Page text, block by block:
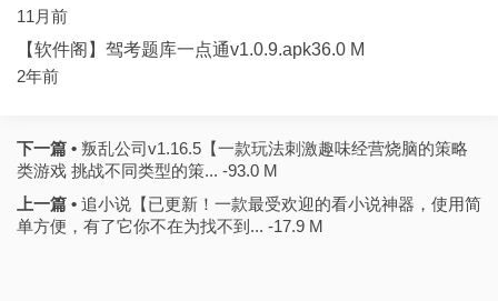
11月前
【软件阁】驾考题库一点通v1.0.9.apk36.0 M
2年前
下一篇 • 叛乱公司v1.16.5【一款玩法刺激趣味经营烧脑的策略
类游戏 挑战不同类型的策... -93.0 M
上一篇 • 追小说【已更新！一款最受欢迎的看小说神器，使用简
单方便，有了它你不在为找不到... -17.9 M